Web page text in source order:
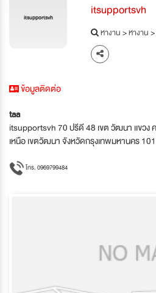
itsupportsvh itsupportsvh
หางาน>หางาน
ข้อมูลติดต่อ
taa
itsupportsvh 70 ปรีดี 48 เขต วัฒนา เเขวง
เหนือ เขตวัฒนา จังหวัดกรุงเทพมหานคร
โทร. 0969799484